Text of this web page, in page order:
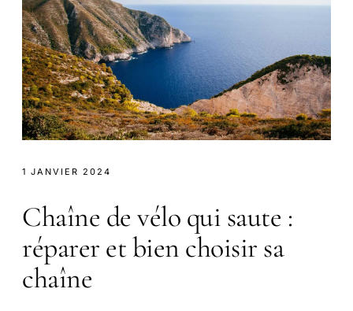
1 JANVIER 2024
Chaîne de vélo qui saute :
réparer et bien choisir sa
chaîne